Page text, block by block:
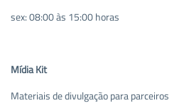
sex: 08:00 às 15:00 horas
Mídia Kit
Materiais de divulgação para parceiros